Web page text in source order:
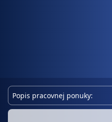
Popis pracovnej ponuky: